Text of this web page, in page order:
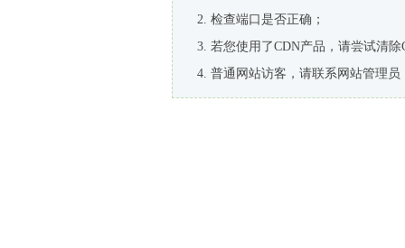
检查端口是否正确；
若您使用了CDN产品，请尝试清除
普通网站访客，请联系网站管理员